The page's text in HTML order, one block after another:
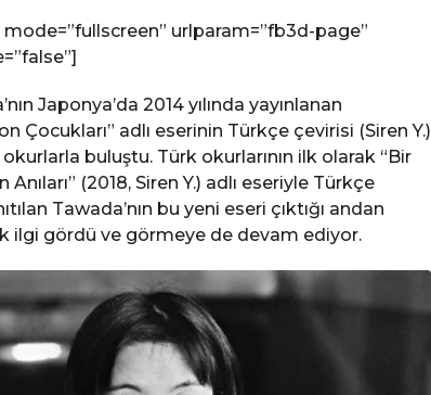
urlparam=”fb3d-page”
Japonya’da 2014 yılında yayınlanan
Çocukları” adlı eserinin Türkçe çevirisi (Siren Y.)
buluştu. Türk okurlarının ilk olarak “Bir
Anıları” (2018, Siren Y.) adlı eseriyle Türkçe
Tawada’nın bu yeni eseri çıktığı andan
ilgi gördü ve görmeye de devam ediyor.